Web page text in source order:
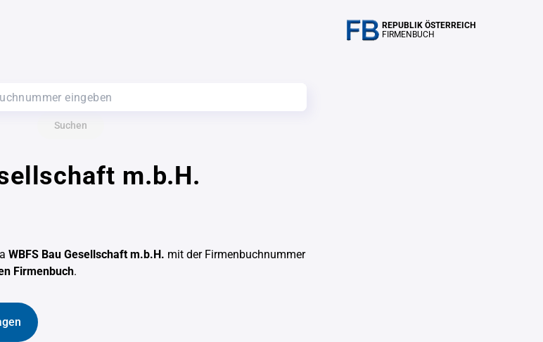
REPUBLIK ÖSTERREICH
FIRMENBUCH
Suchen
m.b.H.
WBFS Bau Gesellschaft m.b.H. mit der Firmenbuchnummer
Firmenbuch.